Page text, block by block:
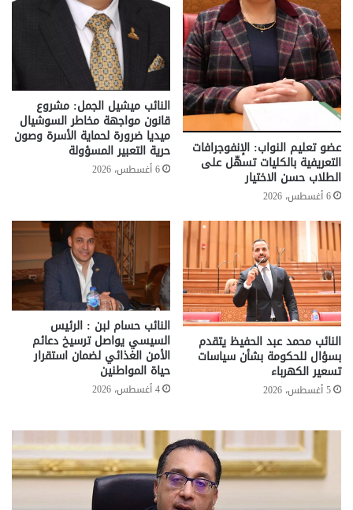
عضو تعليم النواب: الإنفوجرافات
التعريفية بالكليات تسهّل على
الطلاب حسن الاختيار
6 أغسطس، 2026
النائب ميشيل الجمل: مشروع
قانون مواجهة مخاطر السوشيال
ميديا ضرورة لحماية الأسرة وصون
حرية التعبير المسؤولة
6 أغسطس، 2026
النائب محمد عبد الحفيظ يتقدم
بسؤال للحكومة بشأن سياسات
تسعير الكهرباء
5 أغسطس، 2026
النائب حسام لبن : الرئيس
السيسي يواصل ترسيخ دعائم
الأمن الغذائي لضمان استقرار
حياة المواطنين
4 أغسطس، 2026
تحركات
حكومية
لحسم
قانون
..